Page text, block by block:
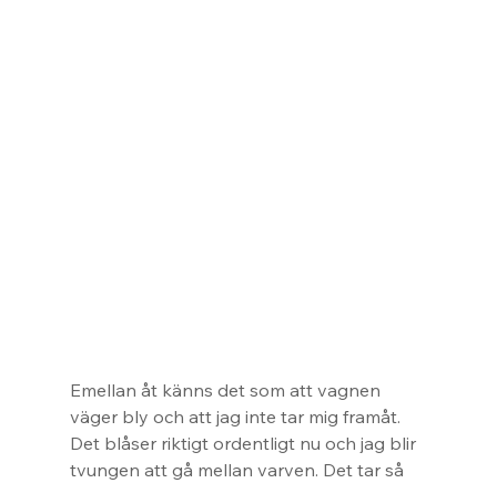
Emellan åt känns det som att vagnen
väger bly och att jag inte tar mig framåt.
Det blåser riktigt ordentligt nu och jag blir
tvungen att gå mellan varven. Det tar så